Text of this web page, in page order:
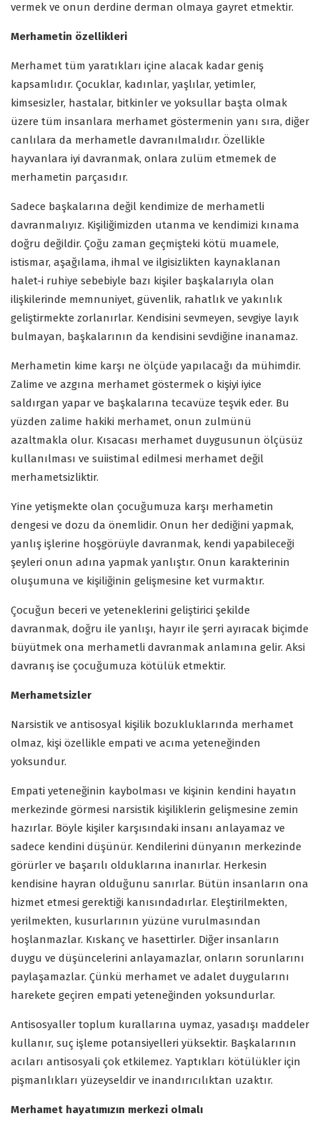
vermek ve onun derdine derman olmaya gayret etmektir.
Merhametin özellikleri
Merhamet tüm yaratıkları içine alacak kadar geniş
kapsamlıdır. Çocuklar, kadınlar, yaşlılar, yetimler,
kimsesizler, hastalar, bitkinler ve yoksullar başta olmak
üzere tüm insanlara merhamet göstermenin yanı sıra, diğer
canlılara da merhametle davranılmalıdır. Özellikle
hayvanlara iyi davranmak, onlara zulüm etmemek de
merhametin parçasıdır.
Sadece başkalarına değil kendimize de merhametli
davranmalıyız. Kişiliğimizden utanma ve kendimizi kınama
doğru değildir. Çoğu zaman geçmişteki kötü muamele,
istismar, aşağılama, ihmal ve ilgisizlikten kaynaklanan
halet-i ruhiye sebebiyle bazı kişiler başkalarıyla olan
ilişkilerinde memnuniyet, güvenlik, rahatlık ve yakınlık
geliştirmekte zorlanırlar. Kendisini sevmeyen, sevgiye layık
bulmayan, başkalarının da kendisini sevdiğine inanamaz.
Merhametin kime karşı ne ölçüde yapılacağı da mühimdir.
Zalime ve azgına merhamet göstermek o kişiyi iyice
saldırgan yapar ve başkalarına tecavüze teşvik eder. Bu
yüzden zalime hakiki merhamet, onun zulmünü
azaltmakla olur. Kısacası merhamet duygusunun ölçüsüz
kullanılması ve suiistimal edilmesi merhamet değil
merhametsizliktir.
Yine yetişmekte olan çocuğumuza karşı merhametin
dengesi ve dozu da önemlidir. Onun her dediğini yapmak,
yanlış işlerine hoşgörüyle davranmak, kendi yapabileceği
şeyleri onun adına yapmak yanlıştır. Onun karakterinin
oluşumuna ve kişiliğinin gelişmesine ket vurmaktır.
Çocuğun beceri ve yeteneklerini geliştirici şekilde
davranmak, doğru ile yanlışı, hayır ile şerri ayıracak biçimde
büyütmek ona merhametli davranmak anlamına gelir. Aksi
davranış ise çocuğumuza kötülük etmektir.
Merhametsizler
Narsistik ve antisosyal kişilik bozukluklarında merhamet
olmaz, kişi özellikle empati ve acıma yeteneğinden
yoksundur.
Empati yeteneğinin kaybolması ve kişinin kendini hayatın
merkezinde görmesi narsistik kişiliklerin gelişmesine zemin
hazırlar. Böyle kişiler karşısındaki insanı anlayamaz ve
sadece kendini düşünür. Kendilerini dünyanın merkezinde
görürler ve başarılı olduklarına inanırlar. Herkesin
kendisine hayran olduğunu sanırlar. Bütün insanların ona
hizmet etmesi gerektiği kanısındadırlar. Eleştirilmekten,
yerilmekten, kusurlarının yüzüne vurulmasından
hoşlanmazlar. Kıskanç ve hasettirler. Diğer insanların
duygu ve düşüncelerini anlayamazlar, onların sorunlarını
paylaşamazlar. Çünkü merhamet ve adalet duygularını
harekete geçiren empati yeteneğinden yoksundurlar.
Antisosyaller toplum kurallarına uymaz, yasadışı maddeler
kullanır, suç işleme potansiyelleri yüksektir. Başkalarının
acıları antisosyali çok etkilemez. Yaptıkları kötülükler için
pişmanlıkları yüzeyseldir ve inandırıcılıktan uzaktır.
Merhamet hayatımızın merkezi olmalı